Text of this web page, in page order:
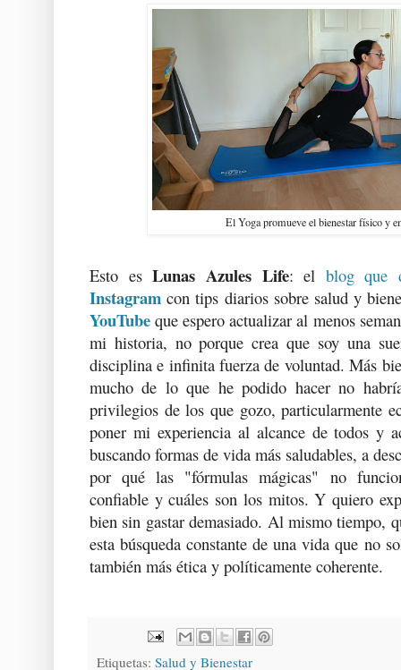
El Yoga promueve el bienestar físico y
Esto esLunas Azules Life: el blog que
Instagram con tips diarios sobre salud y
YouTube que espero actualizar al menos
mi historia, no porque crea que soy una
disciplina e infinita fuerza de voluntad. Más
mucho de lo que he podido hacer no
privilegios de los que gozo, particularmente
poner mi experiencia al alcance de todos y
buscando formas de vida más saludables, a
por qué las "fórmulas mágicas" no
confiable y cuáles son los mitos. Y quiero
bien sin gastar demasiado. Al mismo tiempo,
esta búsqueda constante de una vida que no
también más ética y políticamente coherente.
Etiquetas: Salud y Bienestar